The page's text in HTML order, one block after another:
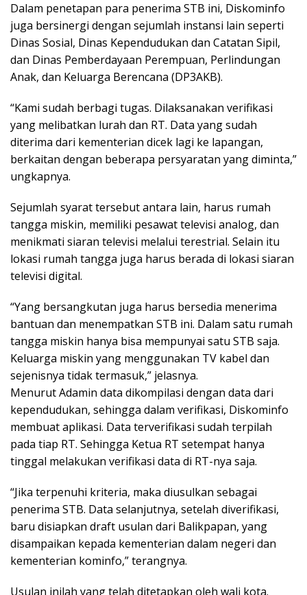
Dalam penetapan para penerima STB ini, Diskominfo
juga bersinergi dengan sejumlah instansi lain seperti
Dinas Sosial, Dinas Kependudukan dan Catatan Sipil,
dan Dinas Pemberdayaan Perempuan, Perlindungan
Anak, dan Keluarga Berencana (DP3AKB).
“Kami sudah berbagi tugas. Dilaksanakan verifikasi
yang melibatkan lurah dan RT. Data yang sudah
diterima dari kementerian dicek lagi ke lapangan,
berkaitan dengan beberapa persyaratan yang diminta,”
ungkapnya.
Sejumlah syarat tersebut antara lain, harus rumah
tangga miskin, memiliki pesawat televisi analog, dan
menikmati siaran televisi melalui terestrial. Selain itu
lokasi rumah tangga juga harus berada di lokasi siaran
televisi digital.
“Yang bersangkutan juga harus bersedia menerima
bantuan dan menempatkan STB ini. Dalam satu rumah
tangga miskin hanya bisa mempunyai satu STB saja.
Keluarga miskin yang menggunakan TV kabel dan
sejenisnya tidak termasuk,” jelasnya.
Menurut Adamin data dikompilasi dengan data dari
kependudukan, sehingga dalam verifikasi, Diskominfo
membuat aplikasi. Data terverifikasi sudah terpilah
pada tiap RT. Sehingga Ketua RT setempat hanya
tinggal melakukan verifikasi data di RT-nya saja.
“Jika terpenuhi kriteria, maka diusulkan sebagai
penerima STB. Data selanjutnya, setelah diverifikasi,
baru disiapkan draft usulan dari Balikpapan, yang
disampaikan kepada kementerian dalam negeri dan
kementerian kominfo,” terangnya.
Usulan inilah yang telah ditetapkan oleh wali kota.